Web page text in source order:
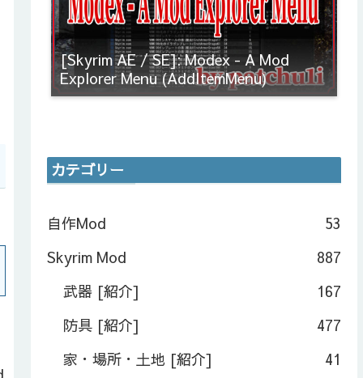
[Skyrim AE / SE]: Modex - A Mod
Explorer Menu (AddItemMenu)
カテゴリー
自作Mod
53
Skyrim Mod
887
武器 [紹介]
167
防具 [紹介]
477
家・場所・土地 [紹介]
41